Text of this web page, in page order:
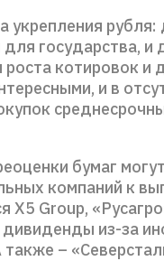
рубля:
государства, и
котировок и
и в
бумаг
компаний к
Group,
из-за
–